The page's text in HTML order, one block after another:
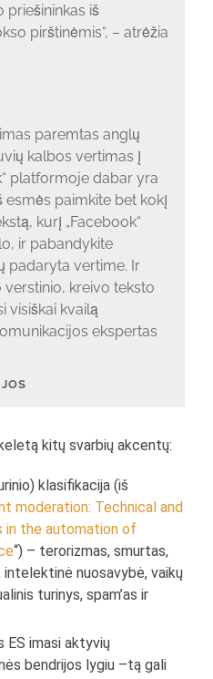
priešininkas iš
pirštinėmis“, – atrėžia
paremtas anglų
kalbos vertimas į
platformoje dabar yra
esmės paimkite bet kokį
kurį „Facebook“
ir pabandykite
padaryta vertime. Ir
kreivo teksto
visiškai kvailą
ekspertas
kitų svarbių akcentų:
klasifikacija (iš
moderation: Technical and
in the automation of
“) – terorizmas, smurtas,
nuosavybė, vaikų
turinys, spam’as ir
ES imasi aktyvių
bendrijos lygiu –tą gali